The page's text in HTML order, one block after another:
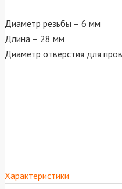
Диаметр резьбы – 6 мм
Длина – 28 мм
Диаметр отверстия для
Характеристики